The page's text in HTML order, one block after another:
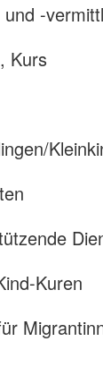
-
Kurs
Kuren